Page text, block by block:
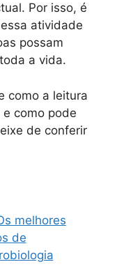
Por isso, é
atividade
possam
a vida.
como a leitura
como pode
de conferir
melhores
de